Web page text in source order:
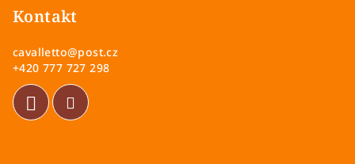
Kontakt
cavalletto@post.cz
+420 777 727 298